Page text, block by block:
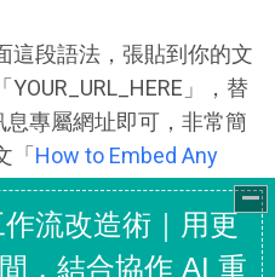
這段語法，張貼到你的文
」，替
專屬網址即可，非常簡
「 How to Embed Any
」，提供需要的朋友試